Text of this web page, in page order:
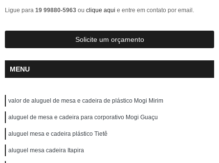
Ligue para 19 99880-5963 ou clique aqui e entre em contato por email.
Solicite um orçamento
MENU
valor de aluguel de mesa e cadeira de plástico Mogi Mirim
aluguel de mesa e cadeira para corporativo Mogi Guaçu
aluguel mesa e cadeira plástico Tietê
aluguel mesa cadeira Itapira